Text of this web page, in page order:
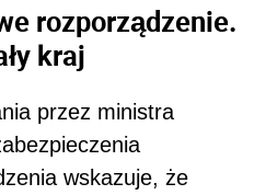
rozporządzenie.
kraj
przez ministra
wskazuje, że